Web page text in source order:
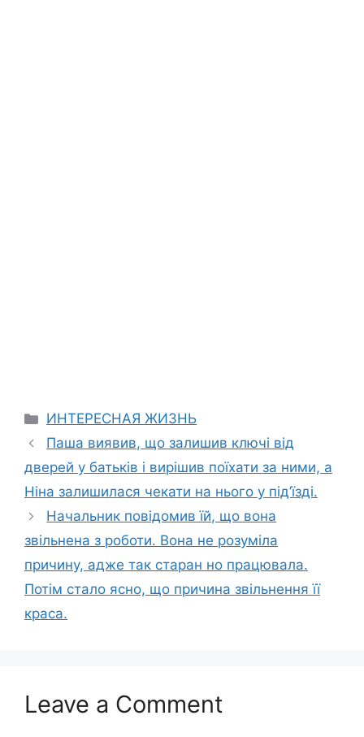
Categories
ИНТЕРЕСНАЯ ЖИЗНЬ
Паша виявив, що залишив ключі від
дверей у батьків і вирішив поїхати за ними, а
Ніна залишилася чекати на нього у під’їзді.
Начальник повідомив їй, що вона
звільнена з роботи. Вона не розуміла
причину, адже так старан но працювала.
Потім стало ясно, що причина звільнення її
краса.
Leave a Comment